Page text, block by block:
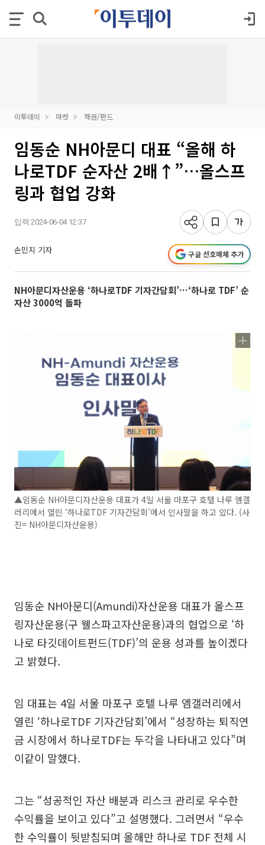
이투데이 마켓 채권/펀드
임동순 NH아문디 대표 “올해 하
나로TDF 순자산 2배↑”…올스프
링과 협업 강화
입력 2024-06-04 12:37
손민지 기자 구글 선호매체 추가
NH아문디자산운용 ‘하나로TDF 기자간담회’…‘하나로 TDF’ 순
자산 3000억 돌파
▲임동순 NH아문디자산운용 대표가 4일 서울 마포구 호텔 나루 엠갤
러리에서 열린 ‘하나로TDF 기자간담회’에서 인사말을 하고 있다. (사
진= NH아문디자산운용)
임동순 NH아문디(Amundi)자산운용 대표가 올스프
링자산운용(구 웰스파고자산운용)과의 협업으로 ‘하
나로 타깃데이트펀드(TDF)’의 운용 성과를 높이겠다
고 밝혔다.
임 대표는 4일 서울 마포구 호텔 나루 엠갤러리에서
열린 ‘하나로TDF 기자간담회’에서 “성장하는 퇴직연
금 시장에서 하나로TDF는 두각을 나타내고 있다”며
이같이 말했다.
그는 “성공적인 자산 배분과 리스크 관리로 우수한
수익률을 보이고 있다”고 설명했다. 그러면서 “우수
한 수익률이 뒷받침되며 올해만 하나로 TDF 전체 시